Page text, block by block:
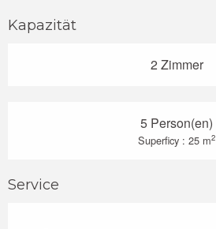
Kapazität
2 Zimmer
5 Person(en)
Superficy : 25 m2
Service